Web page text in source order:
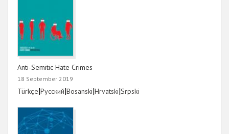
Anti-Semitic Hate Crimes
18 September 2019
Link
Türkçe|Link
Русский|Link
Bosanski|Link
Hrvatski|Link
Srpski